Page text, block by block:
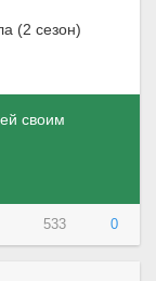
(2 сезон)
своим
533 0